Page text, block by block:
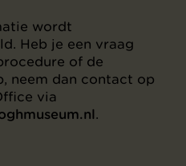
wordt
Heb je een vraag
of de
neem dan contact op
via
.